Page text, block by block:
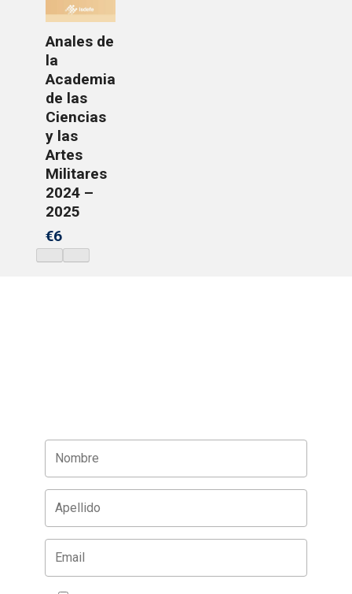
Anales de
la
Academia
de las
Ciencias
y las
Artes
Militares
2024 –
2025
€6